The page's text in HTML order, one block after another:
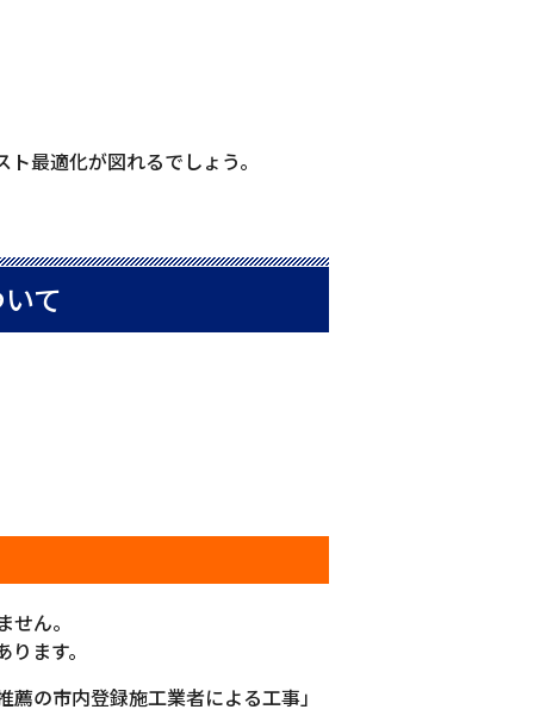
最適化が図れるでしょう。
て
ん。
ます。
の市内登録施工業者による工事」